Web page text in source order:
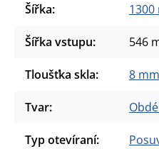
Šířka: 1300
Šířka vstupu: 546
Tloušťka skla: 8 mm
Tvar:
Typ otevíraní: